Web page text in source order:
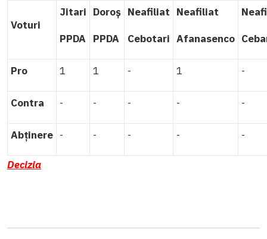
Voturi
Jitari
PPDA
Doroș
PPDA
Neafiliat
Cebotari
Neafiliat
Afanasenco
Pro 1 1 - 1 -
Contra - - - - -
Abținere - - - - -
Decizia